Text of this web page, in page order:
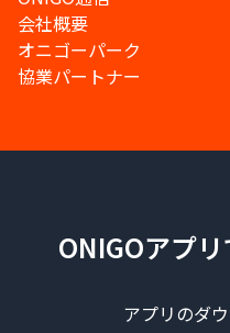
会社概要
オニゴーパーク
協業パートナー
ONIGOアプ
アプリのダ